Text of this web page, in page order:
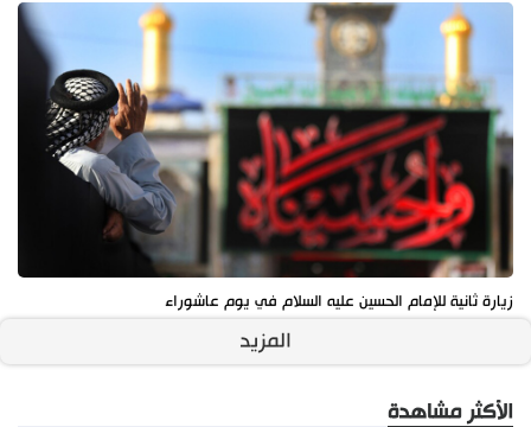
زيارة ثانية للإمام الحسين عليه السلام في يوم عاشوراء
المزيد
الأكثر مشاهدة